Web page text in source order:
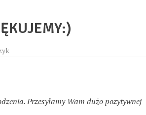
Przesyłamy Wam dużo pozytywnej